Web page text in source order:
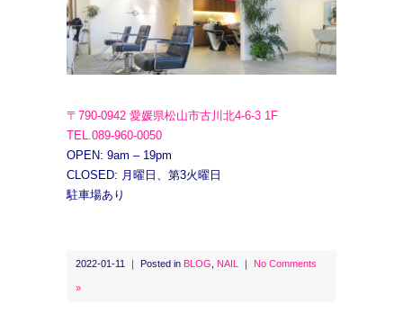
〒790-0942 愛媛県松山市古川北4-6-3 1F
TEL.089-960-0050
OPEN: 9am – 19pm
CLOSED: 月曜日、第3火曜日
駐車場あり
2022-01-11 ｜ Posted in BLOG NAIL ｜ No Comments
»